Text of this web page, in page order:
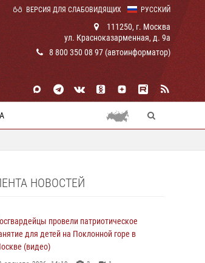
РУССКИЙ
ВЕРСИЯ ДЛЯ СЛАБОВИДЯЩИХ
111250, г. Москва
ул. Красноказарменная, д. 9а
8 800 350 08 97 (автоинформатор)
НОВОСТЕЙ
провели патриотическое
для детей на Поклонной горе в
(видео)